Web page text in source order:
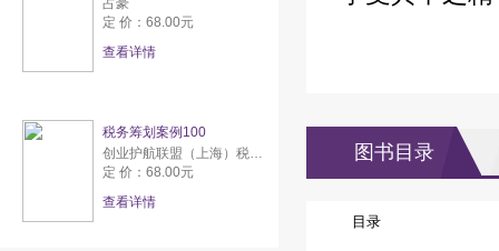
占豪
定 价：68.00元
查看详情
税务筹划案例100
创业护航联盟（上海）税务师事务所有限公司
定 价：68.00元
查看详情
图书目录
目录